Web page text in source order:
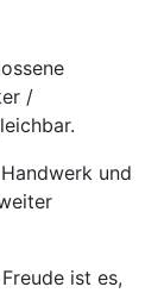
/
und
ist es,